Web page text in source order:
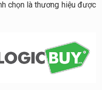
chọn là thương hiệu được